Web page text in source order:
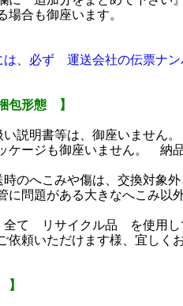
場合も御座います。
は、必ず 運送会社の伝票ナ
包形態 】
説明書等は、御座いません。
ケージも御座いません。 納品
のへこみや傷は、交換対象外
に問題がある大きなへこみ以
全て リサイクル品 を使用し
依頼いただけます様、宜しく